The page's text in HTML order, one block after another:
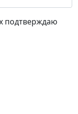
подтверждаю